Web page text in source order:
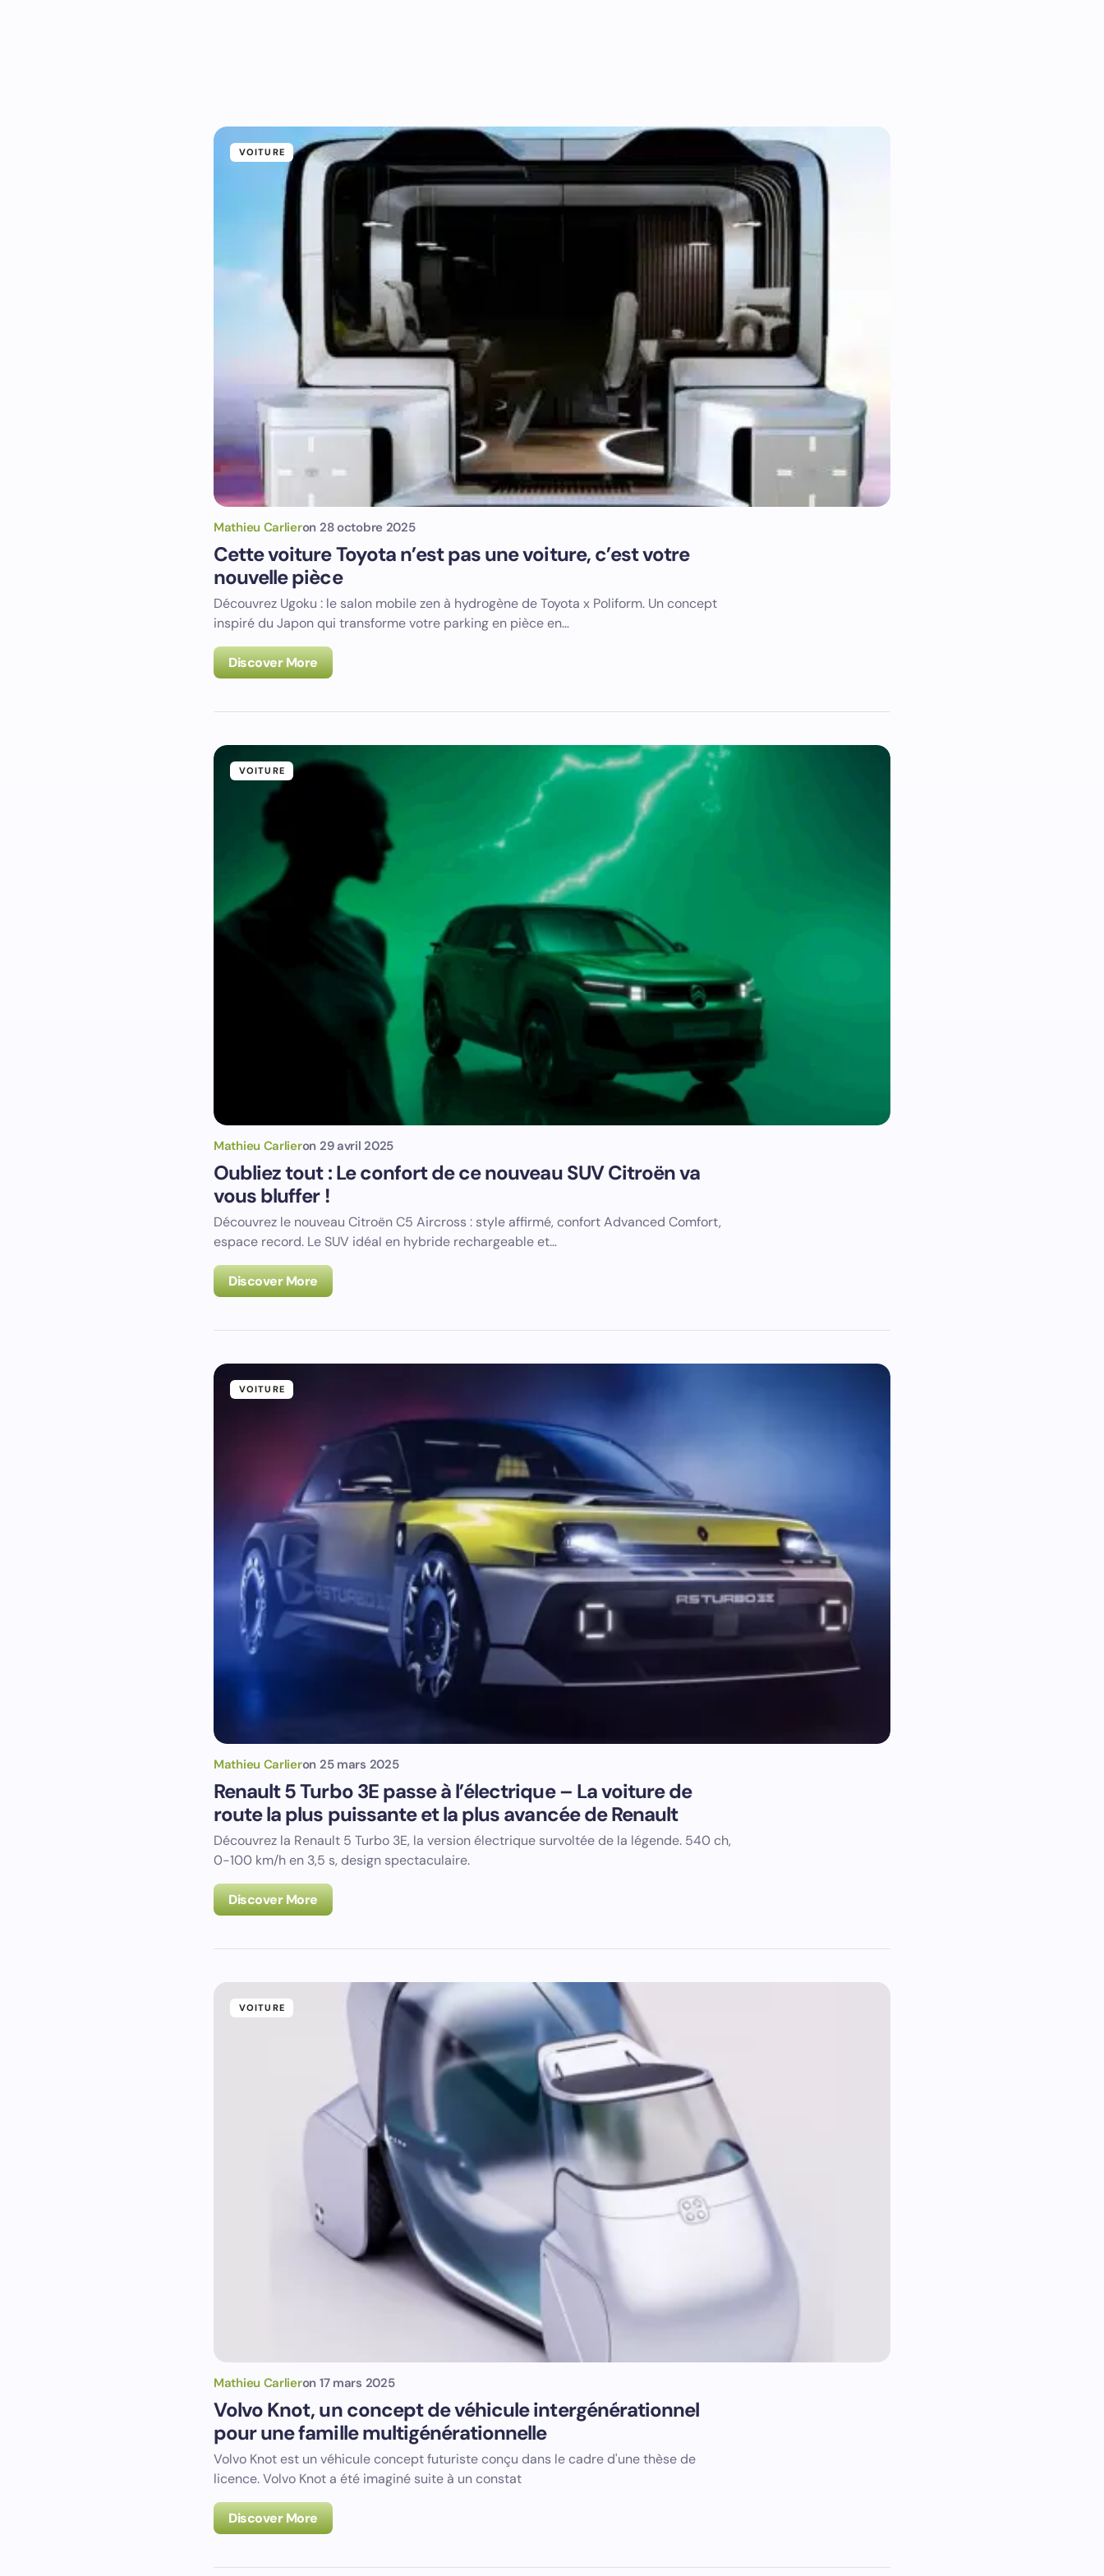
VOITURE
Mathieu Carlieron 28 octobre 2025
Cette voiture Toyota n’est pas une voiture, c’est votre
nouvelle pièce
Découvrez Ugoku : le salon mobile zen à hydrogène de Toyota x Poliform. Un concept
inspiré du Japon qui transforme votre parking en pièce en…
Discover More
VOITURE
Mathieu Carlieron 29 avril 2025
Oubliez tout : Le confort de ce nouveau SUV Citroën va
vous bluffer !
Découvrez le nouveau Citroën C5 Aircross : style affirmé, confort Advanced Comfort,
espace record. Le SUV idéal en hybride rechargeable et…
Discover More
VOITURE
Mathieu Carlieron 25 mars 2025
Renault 5 Turbo 3E passe à l’électrique – La voiture de
route la plus puissante et la plus avancée de Renault
Découvrez la Renault 5 Turbo 3E, la version électrique survoltée de la légende. 540 ch,
0-100 km/h en 3,5 s, design spectaculaire.
Discover More
VOITURE
Mathieu Carlieron 17 mars 2025
Volvo Knot, un concept de véhicule intergénérationnel
pour une famille multigénérationnelle
Volvo Knot est un véhicule concept futuriste conçu dans le cadre d'une thèse de
licence. Volvo Knot a été imaginé suite à un constat
Discover More